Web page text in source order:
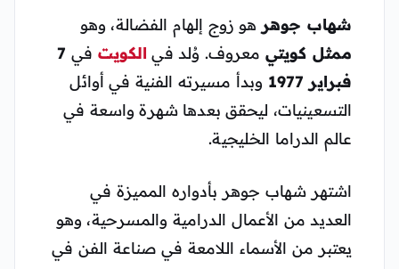
شهاب جوهر هو زوج إلهام الفضالة، وهو
ممثل كويتي معروف. وُلد في الكويت في 7
فبراير 1977
وبدأ مسيرته الفنية في أوائل
التسعينيات، ليحقق بعدها شهرة واسعة في
عالم الدراما الخليجية.
اشتهر شهاب جوهر بأدواره المميزة في
العديد من الأعمال الدرامية والمسرحية، وهو
يعتبر من الأسماء اللامعة في صناعة الفن في